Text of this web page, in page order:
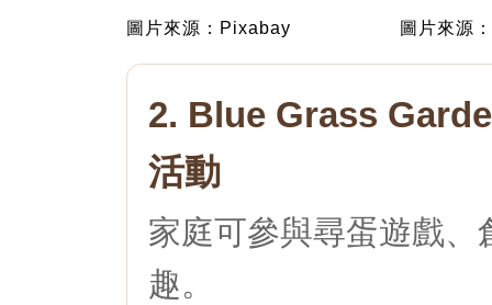
圖片來源：Pixabay 圖片來源
2. Blue Grass
活動
家庭可參與尋蛋遊戲
趣。